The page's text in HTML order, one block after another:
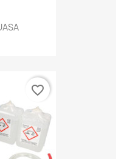
favorite_border